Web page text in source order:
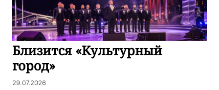
Близится «Культурный
город»
29.07.2026